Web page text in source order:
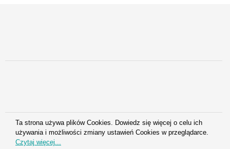
Ta strona używa plików Cookies. Dowiedz się więcej o celu ich
używania i możliwości zmiany ustawień Cookies w przeglądarce.
Czytaj więcej...